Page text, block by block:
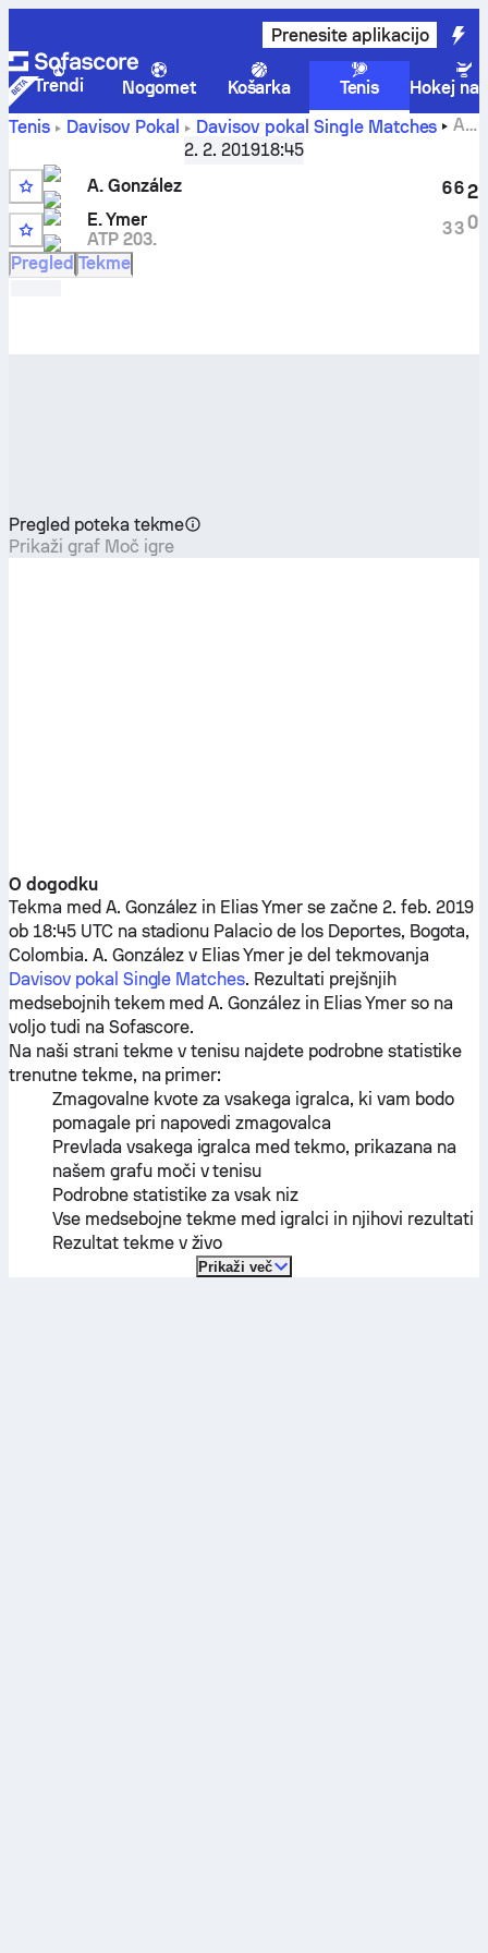
Prenesite aplikacijo
Trendi Nogomet Košarka Tenis
Hokej na
Tenis
Davisov Pokal Davisov pokal Single Matches
A.
rezultati v živo in rezultati
medsebojnih tekem
2. 2. 201918:45
A. González
E. Ymer
ATP 203.
6
3
6
3
2
0
Pregled Tekme
Pregled poteka tekme
Prikaži graf Moč igre
O dogodku
Tekma med A. González in Elias Ymer se začne 2. feb. 2019
ob 18:45 UTC na stadionu Palacio de los Deportes, Bogota,
Colombia. A. González v Elias Ymer je del tekmovanja
Davisov pokal Single Matches. Rezultati prejšnjih
medsebojnih tekem medA. González in Elias Ymerso na
voljo tudi na Sofascore.
Na naši strani tekme v tenisu najdete podrobne statistike
trenutne tekme, na primer:
Zmagovalne kvote za vsakega igralca, ki vam bodo
pomagale pri napovedi zmagovalca
Prevlada vsakega igralca med tekmo, prikazana na
našem grafu moči v tenisu
Podrobne statistike za vsak niz
Vse medsebojne tekme med igralci in njihovi rezultati
Rezultat tekme v živo
Prikaži več